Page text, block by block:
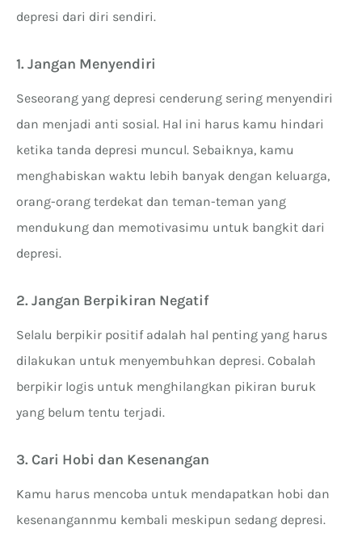
depresi dari diri sendiri.
1. Jangan Menyendiri
Seseorang yang depresi cenderung sering menyendiri
dan menjadi anti sosial. Hal ini harus kamu hindari
ketika tanda depresi muncul. Sebaiknya, kamu
menghabiskan waktu lebih banyak dengan keluarga,
orang-orang terdekat dan teman-teman yang
mendukung dan memotivasimu untuk bangkit dari
depresi.
2. Jangan Berpikiran Negatif
Selalu berpikir positif adalah hal penting yang harus
dilakukan untuk menyembuhkan depresi. Cobalah
berpikir logis untuk menghilangkan pikiran buruk
yang belum tentu terjadi.
3. Cari Hobi dan Kesenangan
Kamu harus mencoba untuk mendapatkan hobi dan
kesenangannmu kembali meskipun sedang depresi.